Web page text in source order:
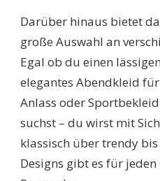
Darüber hinaus bietet
große Auswahl an
Egal ob du einen
elegantes Abendkleid
Anlass oder
suchst – du wirst mit
klassisch über trendy
Designs gibt es für jeden